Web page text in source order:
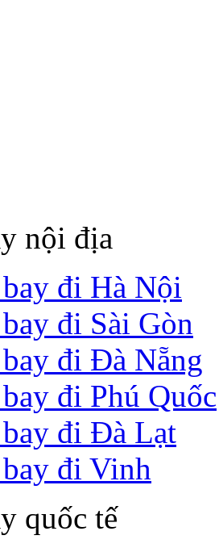
nội địa
đi Hà Nội
đi Sài Gòn
đi Đà Nẵng
đi Phú Quốc
đi Đà Lạt
đi Vinh
quốc tế